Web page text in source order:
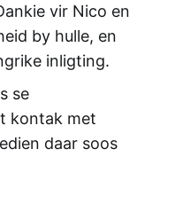
vir Nico en
by hulle, en
inligting.
se
kontak met
daar soos